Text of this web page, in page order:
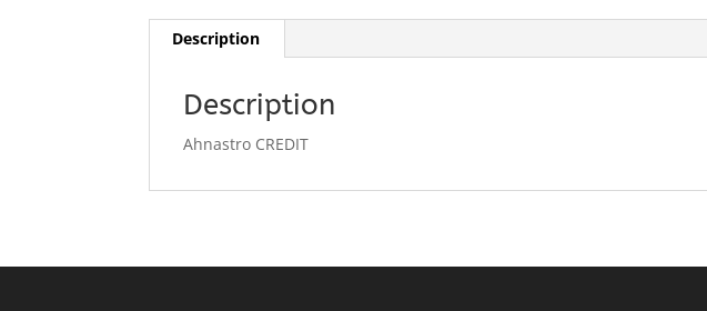
Description
Description
Ahnastro CREDIT